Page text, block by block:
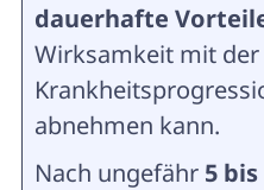
dauerhafte
Wirksamkeit mit
abnehmen kann.
Nach ungefähr 5